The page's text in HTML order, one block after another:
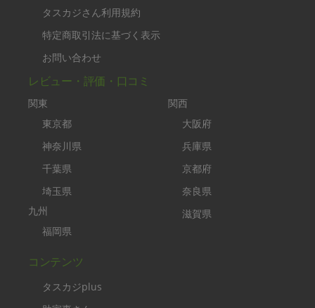
タスカジさん利用規約
特定商取引法に基づく表示
お問い合わせ
レビュー・評価・口コミ
関東
東京都
神奈川県
千葉県
埼玉県
九州
福岡県
関西
大阪府
兵庫県
京都府
奈良県
滋賀県
コンテンツ
タスカジplus